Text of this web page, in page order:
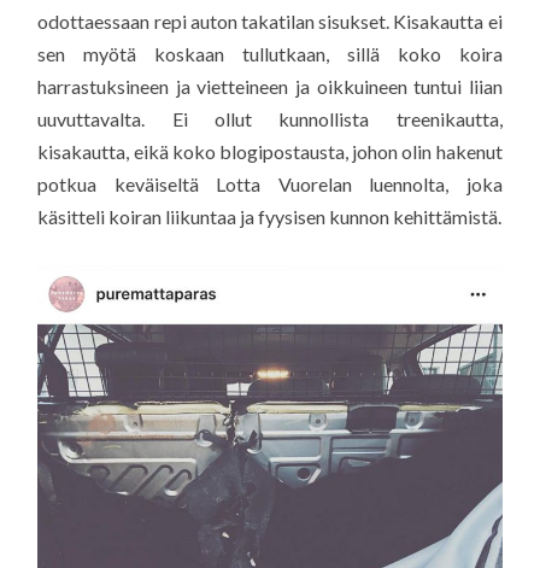
odottaessaan repi auton takatilan sisukset. Kisakautta ei
sen myötä koskaan tullutkaan, sillä koko koira
harrastuksineen ja vietteineen ja oikkuineen tuntui liian
uuvuttavalta. Ei ollut kunnollista treenikautta,
kisakautta, eikä koko blogipostausta, johon olin hakenut
potkua keväiseltä Lotta Vuorelan luennolta, joka
käsitteli koiran liikuntaa ja fyysisen kunnon kehittämistä.